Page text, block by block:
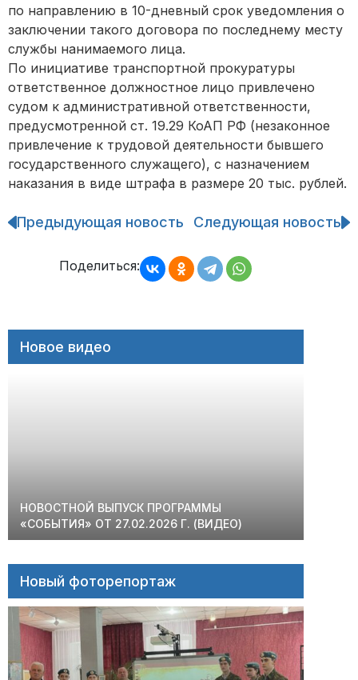
по направлению в 10-дневный срок уведомления о
заключении такого договора по последнему месту
службы нанимаемого лица.
По инициативе транспортной прокуратуры
ответственное должностное лицо привлечено
судом к административной ответственности,
предусмотренной ст. 19.29 КоАП РФ (незаконное
привлечение к трудовой деятельности бывшего
государственного служащего), с назначением
наказания в виде штрафа в размере 20 тыс. рублей.
Навигация
записям
Предыдующая новость Следующая новость
Поделиться:
Новое видео
НОВОСТНОЙ ВЫПУСК ПРОГРАММЫ
«СОБЫТИЯ» ОТ 27.02.2026 Г. (ВИДЕО)
Новый фоторепортаж